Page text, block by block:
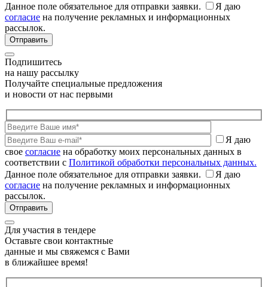
Данное поле обязательное для отправки заявки.
Я даю
согласие на получение рекламных и информационных
рассылок.
Подпишитесь
на нашу рассылку
Получайте специальные предложения
и новости от нас первыми
Я даю
свое согласие на обработку моих персональных данных в
соответствии с Политикой обработки персональных данных.
Данное поле обязательное для отправки заявки.
Я даю
согласие на получение рекламных и информационных
рассылок.
Для участия в тендере
Оставьте свои контактные
данные и мы свяжемся с Вами
в ближайшее время!